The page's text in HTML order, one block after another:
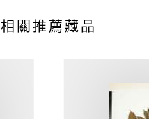
相關推薦藏品